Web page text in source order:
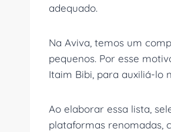
adequado.
Na Aviva, temos um
pequenos. Por esse
Itaim Bibi, para auxiliá-lo
Ao elaborar essa lista,
plataformas renomadas,